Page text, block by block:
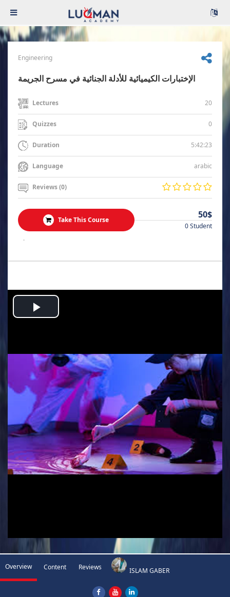
Engineering
الإختبارات الكيميائية للأدلة الجنائية في مسرح الجريمة
Lectures 20
Quizzes 0
Duration 5:42:23
Language arabic
Reviews (0)
Take This Course 50$
0 Student
.
Play
Overview Content Reviews ISLAM GABER